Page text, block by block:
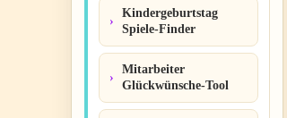
Kindergeburtstag
Spiele-Finder
Mitarbeiter
Glückwünsche-Tool